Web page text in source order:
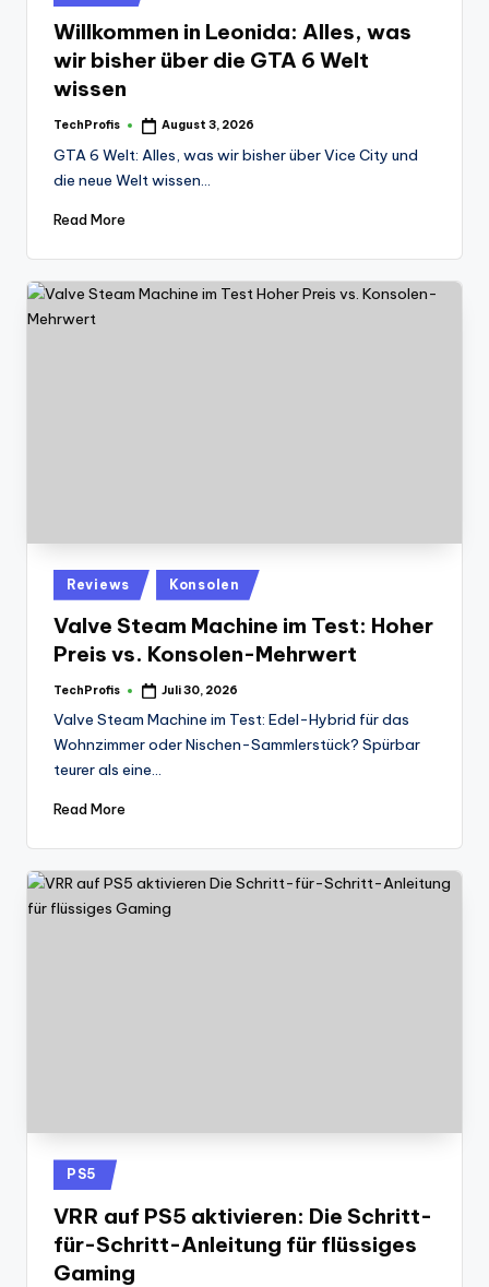
in
Willkommen in Leonida: Alles, was
wir bisher über die GTA 6 Welt
wissen
Posted
TechProfis August 3, 2026
GTA 6 Welt: Alles, was wir bisher über Vice City und
die neue Welt wissen…
Read More
Posted
in
Reviews Konsolen
Valve Steam Machine im Test: Hoher
Preis vs. Konsolen-Mehrwert
Posted
TechProfis Juli 30, 2026
Valve Steam Machine im Test: Edel-Hybrid für das
Wohnzimmer oder Nischen-Sammlerstück? Spürbar
teurer als eine…
Read More
Posted
in
PS5
VRR auf PS5 aktivieren: Die Schritt-
für-Schritt-Anleitung für flüssiges
Gaming